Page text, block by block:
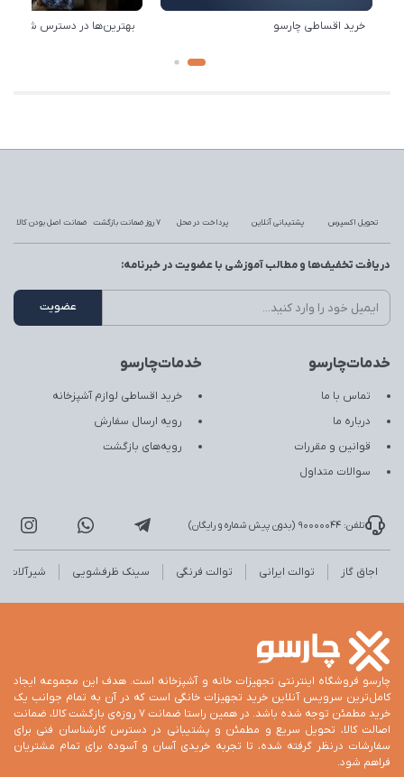
خرید اقساطی چارسو بهترین‌ها در دسترس
تحویل اکسپرس پشتیبانی آنلاین پرداخت در محل 7 روز ضمانت بازگشت ضمانت اصل بودن کالا
خدمات‌چارسو
تماس با ما
درباره ما
قوانین و مقررات
سوالات متداول
خدمات‌چارسو
خرید اقساطی لوازم آشپزخانه
رویه ارسال سفارش
رویه‌های بازگشت
دریافت تخفیف‌ها و مطالب آموزشی با عضویت در خبرنامه:
تلفن: 90000044 (بدون پیش شماره و رایگان)
اجاق گاز توالت ایرانی توالت فرنگی سینک ظرفشویی شیرآلات
چارسو فروشگاه اینترنتی تجهیزات خانه و آشپزخانه است. هدف این مجموعه ایجاد
کامل‌ترین سرویس آنلاین خرید تجهیزات خانگی است که در آن به تمام جوانب یک
خرید مطمئن توجه شده باشد. در همین راستا ضمانت 7 روزه‌ی بازگشت کالا، ضمانت
اصالت کالا، تحویل سریع و مطمئن و پشتیبانی در دسترس کارشناسان فنی برای
سفارشات درنظر گرفته شده، تا تجربه خریدی آسان و آسوده برای تمام مشتریان
فراهم شود.